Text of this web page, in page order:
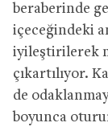
beraberinde
içeceğindeki
iyileştirilerek
çıkartılıyor.
de
boyunca